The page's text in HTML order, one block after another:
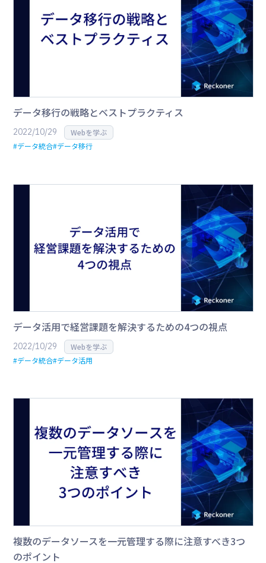
データ移行の戦略とベストプラクティス
2022/10/29
Webを学ぶ
#データ統合#データ移行
データ活用で経営課題を解決するための4つの視点
2022/10/29
Webを学ぶ
#データ統合#データ活用
複数のデータソースを一元管理する際に注意すべき3つ
のポイント